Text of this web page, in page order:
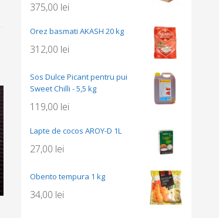
375,00 lei
Orez basmati AKASH 20 kg
312,00 lei
Sos Dulce Picant pentru pui
Sweet Chilli - 5,5 kg
119,00 lei
Lapte de cocos AROY-D 1L
27,00 lei
Obento tempura 1 kg
34,00 lei